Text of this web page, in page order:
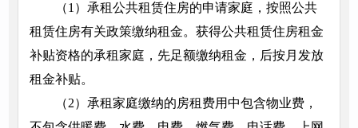
（1）承租公共租赁住房的申请家庭，按照公共
租赁住房有关政策缴纳租金。获得公共租赁住房租金
补贴资格的承租家庭，先足额缴纳租金，后按月发放
租金补贴。
（2）承租家庭缴纳的房租费用中包含物业费，